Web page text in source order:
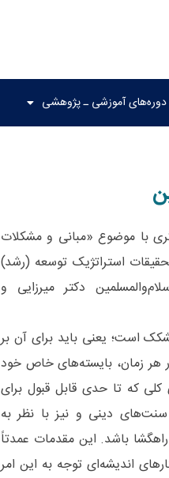
دوره‌های آموزشی ـ پژوهشی
با موضوع «مبانی و مشکلات
استراتژیک توسعه (رشد)
دکتر میرزایی و
است؛ یعنی باید برای آن بر
زمان، بایسته‌های خاص خود
که تا حدی قابل قبول برای
دینی و نیز با نظر به
باشد. این مقدمات عمدتاً
اندیشه‌ای توجه به این امر